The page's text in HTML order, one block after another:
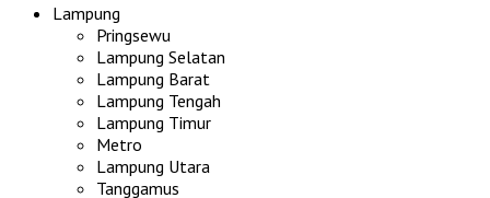
Lampung
Pringsewu
Lampung Selatan
Lampung Barat
Lampung Tengah
Lampung Timur
Metro
Lampung Utara
Tanggamus